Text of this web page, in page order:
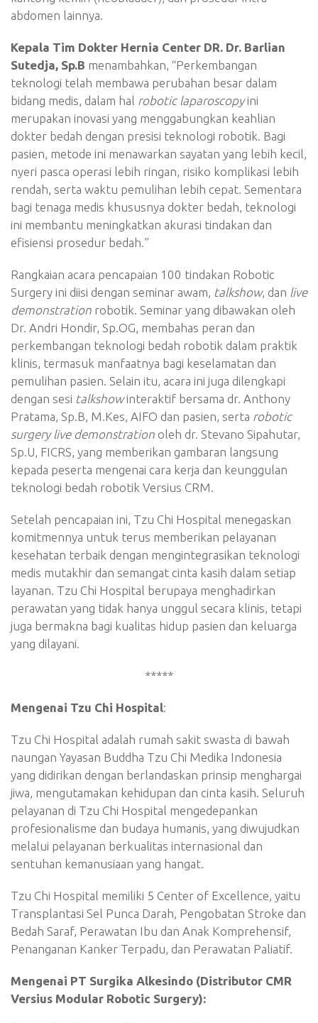
abdomen lainnya.
Kepala Tim Dokter Hernia Center DR. Dr. Barlian
Sutedja, Sp.B menambahkan, “Perkembangan
teknologi telah membawa perubahan besar dalam
bidang medis, dalam hal robotic laparoscopyini
merupakan inovasi yang menggabungkan keahlian
dokter bedah dengan presisi teknologi robotik. Bagi
pasien, metode ini menawarkan sayatan yang lebih kecil,
nyeri pasca operasi lebih ringan, risiko komplikasi lebih
rendah, serta waktu pemulihan lebih cepat. Sementara
bagi tenaga medis khususnya dokter bedah, teknologi
ini membantu meningkatkan akurasi tindakan dan
efisiensi prosedur bedah.”
Rangkaian acara pencapaian 100 tindakan Robotic
Surgery ini diisi dengan seminar awam, talkshow, dan live
demonstration robotik. Seminar yang dibawakan oleh
Dr. Andri Hondir, Sp.OG, membahas peran dan
perkembangan teknologi bedah robotik dalam praktik
klinis, termasuk manfaatnya bagi keselamatan dan
pemulihan pasien. Selain itu, acara ini juga dilengkapi
dengan sesi talkshowinteraktif bersama dr. Anthony
Pratama, Sp.B, M.Kes, AIFO dan pasien, serta robotic
surgery live demonstration oleh dr. Stevano Sipahutar,
Sp.U, FICRS, yang memberikan gambaran langsung
kepada peserta mengenai cara kerja dan keunggulan
teknologi bedah robotik Versius CRM.
Setelah pencapaian ini, Tzu Chi Hospital menegaskan
komitmennya untuk terus memberikan pelayanan
kesehatan terbaik dengan mengintegrasikan teknologi
medis mutakhir dan semangat cinta kasih dalam setiap
layanan. Tzu Chi Hospital berupaya menghadirkan
perawatan yang tidak hanya unggul secara klinis, tetapi
juga bermakna bagi kualitas hidup pasien dan keluarga
yang dilayani.
*****
Mengenai Tzu Chi Hospital:
Tzu Chi Hospital adalah rumah sakit swasta di bawah
naungan Yayasan Buddha Tzu Chi Medika Indonesia
yang didirikan dengan berlandaskan prinsip menghargai
jiwa, mengutamakan kehidupan dan cinta kasih. Seluruh
pelayanan di Tzu Chi Hospital mengedepankan
profesionalisme dan budaya humanis, yang diwujudkan
melalui pelayanan berkualitas internasional dan
sentuhan kemanusiaan yang hangat.
Tzu Chi Hospital memiliki 5 Center of Excellence, yaitu
Transplantasi Sel Punca Darah, Pengobatan Stroke dan
Bedah Saraf, Perawatan Ibu dan Anak Komprehensif,
Penanganan Kanker Terpadu, dan Perawatan Paliatif.
Mengenai PT Surgika Alkesindo (Distributor CMR
Versius Modular Robotic Surgery):